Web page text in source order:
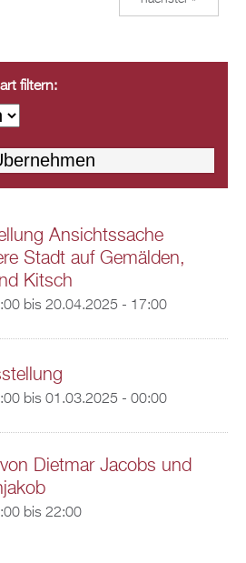
filtern:
Ansichtssache
Stadt auf Gemälden,
Kitsch
bis 20.04.2025 - 17:00
bis 01.03.2025 - 00:00
Dietmar Jacobs und
bis 22:00